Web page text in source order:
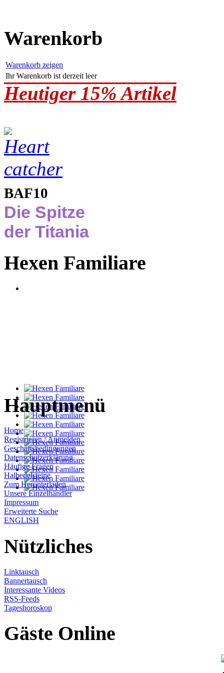
Warenkorb
Warenkorb zeigen
Ihr Warenkorb ist derzeit leer
Heutiger 15% Artikel
BAF10
Die Spitze
der Titania
Hexen Familiare
Hauptmenü
Home
Registrieren / Anmelden
Geschäftsbedingungen
Datenschutzerklärung
Häufige Fragen
Halbedelsteine
Zum Herunterladen
Unsere Einzelhändler
Impressum
Erweiterte Suche
ENGLISH
Nützliches
Linktausch
Bannertausch
Interessante Videos
RSS-Feeds
Tageshoroskop
Gäste Online